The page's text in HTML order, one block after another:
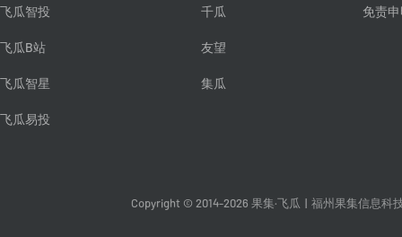
飞瓜智投
飞瓜B站
飞瓜智星
飞瓜易投
千瓜
友望
集瓜
免责
Copyright © 2014-2026 果集·飞瓜 福州果集信息科